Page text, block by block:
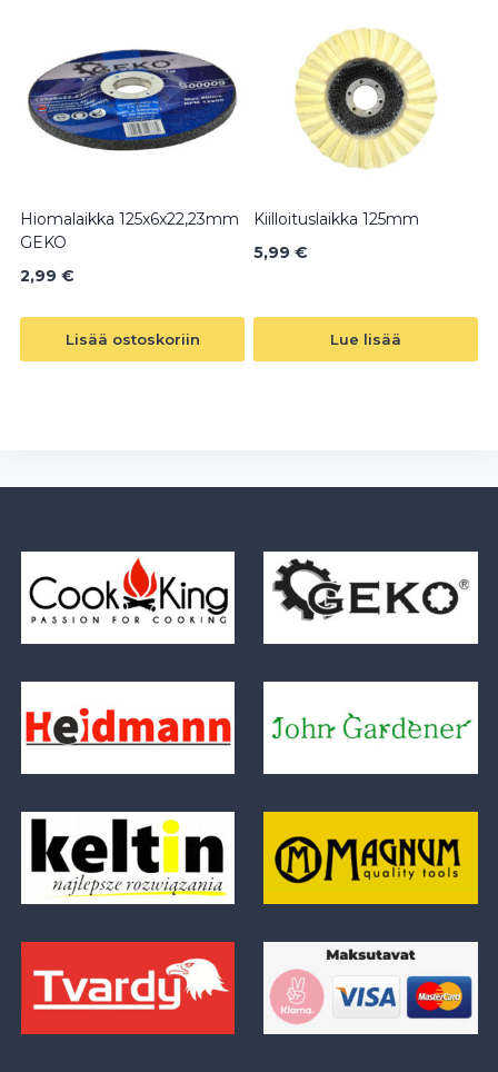
Hiomalaikka 125x6x22,23mm
GEKO
2,99 €
Lisää ostoskoriin
Kiilloituslaikka 125mm
5,99 €
Lue lisää